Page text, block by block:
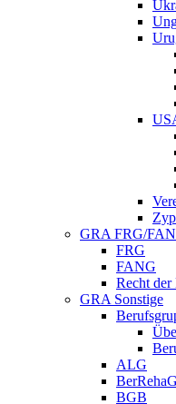
GRA FRG/
FRG
FANG
Recht der
GRA Sonstige
ALG
BerRehaG
BGB